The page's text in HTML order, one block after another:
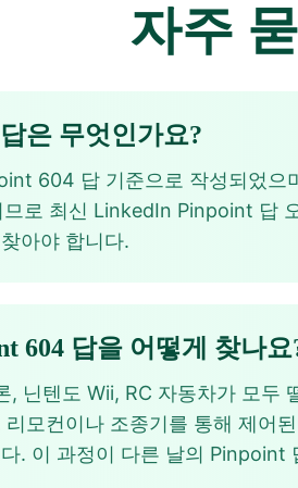
자주
은 무엇인가요?
604 답 기준으로 작성되었으
므로 최신 LinkedIn Pinpoint 답
아야 합니다.
604 답을 어떻게 찾나요
, 닌텐도 Wii, RC 자동차가 모
모컨이나 조종기를 통해 제어
. 이 과정이 다른 날의 Pinpoint